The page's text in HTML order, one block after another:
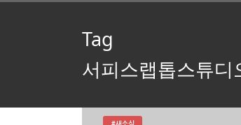
Tag
서피스랩톱스튜디